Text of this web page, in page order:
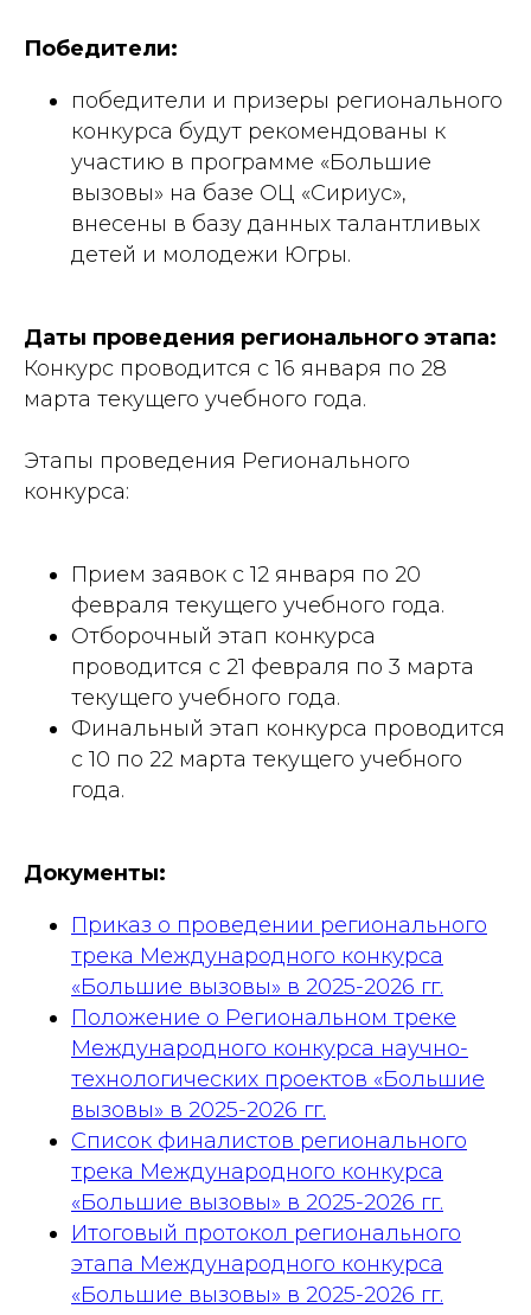
Победители:
победители и призеры регионального
конкурса будут рекомендованы к
участию в программе «Большие
вызовы» на базе ОЦ «Сириус»,
внесены в базу данных талантливых
детей и молодежи Югры.
Даты проведения регионального этапа:
Конкурс проводится с 16 января по 28
марта текущего учебного года.
Этапы проведения Регионального
конкурса:
Прием заявок с 12 января по 20
февраля текущего учебного года.
Отборочный этап конкурса
проводится с 21 февраля по 3 марта
текущего учебного года.
Финальный этап конкурса проводится
с 10 по 22 марта текущего учебного
года.
Документы:
Приказ о проведении регионального
трека Международного конкурса
«Большие вызовы» в 2025-2026 гг.
Положение о Региональном треке
Международного конкурса научно-
технологических проектов «Большие
вызовы» в 2025-2026 гг.
Список финалистов регионального
трека Международного конкурса
«Большие вызовы» в 2025-2026 гг.
Итоговый протокол регионального
этапа Международного конкурса
«Большие вызовы» в 2025-2026 гг.